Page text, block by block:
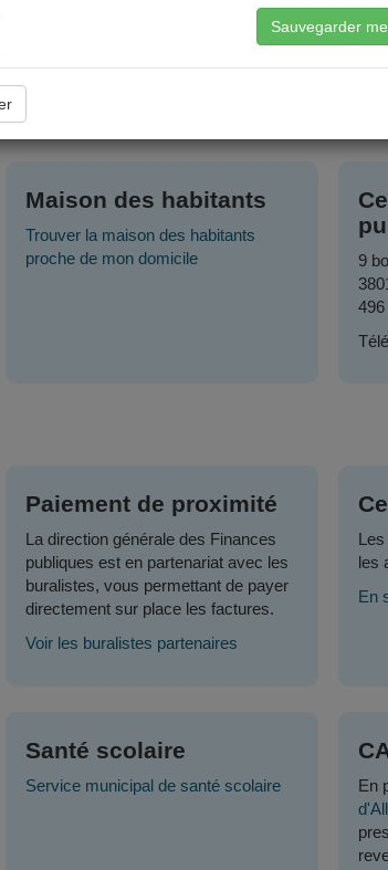
créez un compte alors que vous en avez déjà
Maison des habitants
Trouver la maison des habitants
proche de mon domicile
9
496
Paiement de proximité
La direction générale des Finances
publiques est en partenariat avec les
buralistes, vous permettant de payer
directement sur place les factures.
Voir les buralistes partenaires
les
En
Santé scolaire
Service municipal de santé scolaire En
Sauvegarder